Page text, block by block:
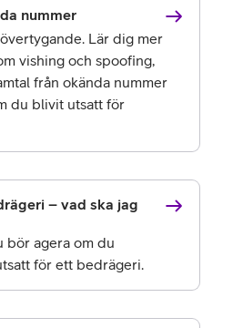
nummer
Lär dig mer
vishing och spoofing,
från okända nummer
du blivit utsatt för
– vad ska jag
bör agera om du
för ett bedrägeri.